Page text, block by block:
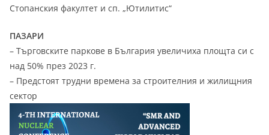
Стопанския факултет и сп. „Ютилитис“
ПАЗАРИ
– Търговските паркове в България увеличиха площта си с
над 50% през 2023 г.
– Предстоят трудни времена за строителния и жилищния
сектор